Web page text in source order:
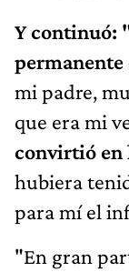
Y continuó:
permanente
mi padre,
que era mi
convirtió en
hubiera
para mí el
"En gran